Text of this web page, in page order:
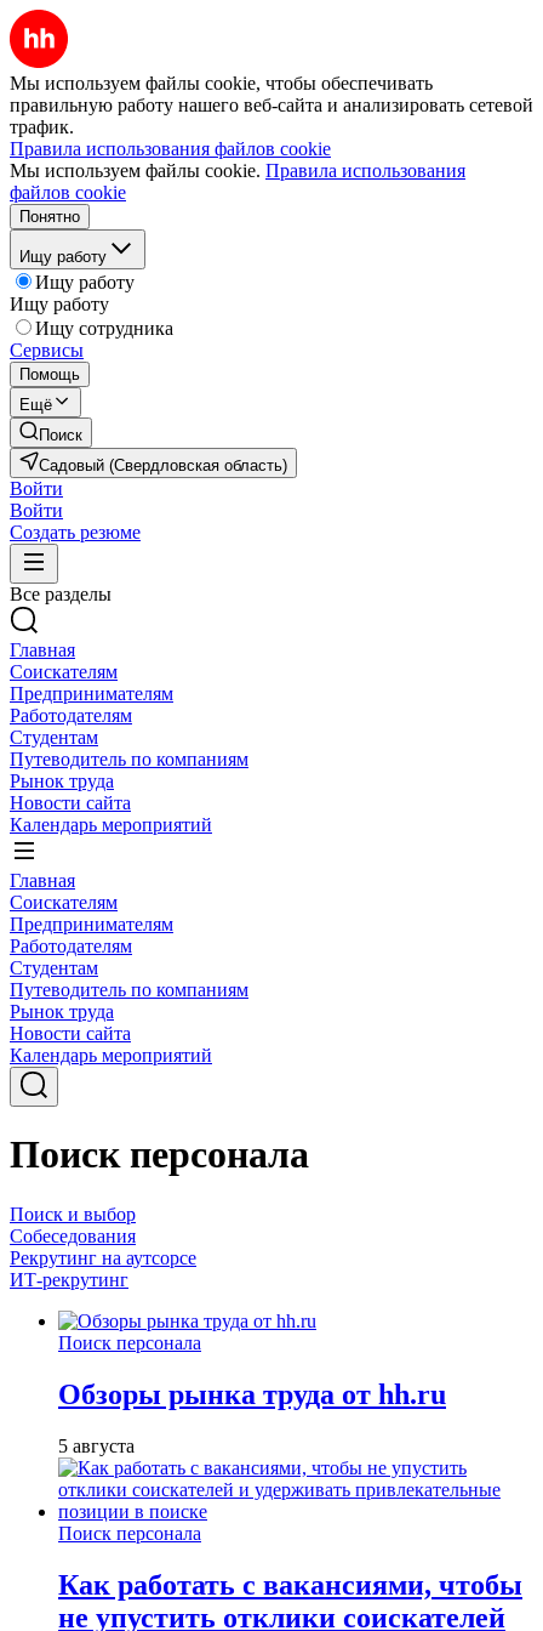
Мы используем файлы cookie, чтобы обеспечивать
правильную работу нашего веб-сайта и анализировать сетевой
трафик.
Правила использования файлов cookie
Мы используем файлы cookie. Правила использования
файлов cookie
Понятно
Ищу работу
Ищу работу
Ищу работу
Ищу сотрудника
Сервисы
Помощь
Ещё
Поиск
Садовый (Свердловская область)
Войти
Войти
Создать резюме
Все разделы
Главная
Соискателям
Предпринимателям
Работодателям
Студентам
Путеводитель по компаниям
Рынок труда
Новости сайта
Календарь мероприятий
Главная
Соискателям
Предпринимателям
Работодателям
Студентам
Путеводитель по компаниям
Рынок труда
Новости сайта
Календарь мероприятий
Поиск персонала
Поиск и выбор
Собеседования
Рекрутинг на аутсорсе
ИТ-рекрутинг
Поиск персонала
Обзоры рынка труда от hh.ru
5 августа
Поиск персонала
Как работать с вакансиями, чтобы
не упустить отклики соискателей